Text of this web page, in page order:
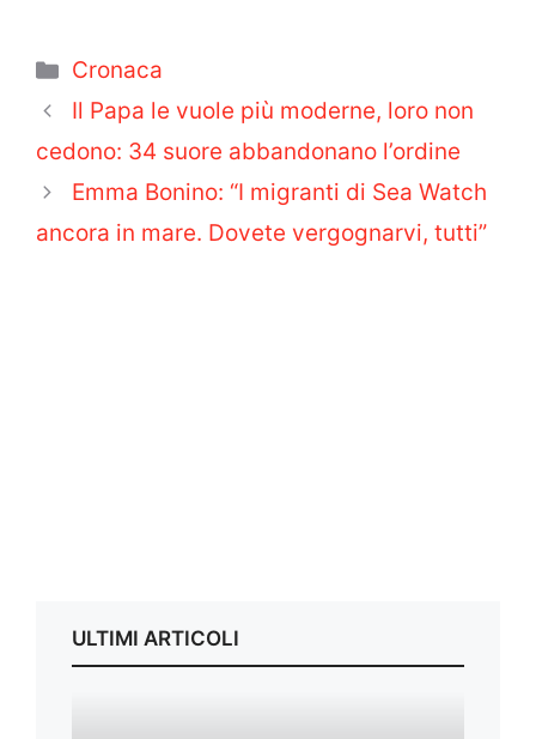
Categorie
Cronaca
Il Papa le vuole più moderne, loro non
cedono: 34 suore abbandonano l’ordine
Emma Bonino: “I migranti di Sea Watch
ancora in mare. Dovete vergognarvi, tutti”
ULTIMI ARTICOLI